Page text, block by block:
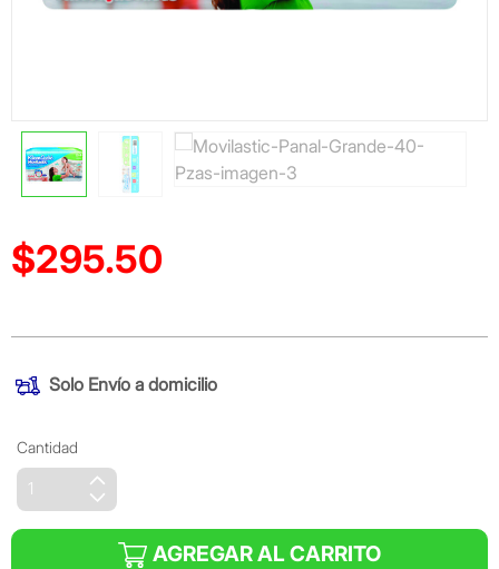
Precio reducido de
$295.50
SoloEnvío a domicilio
Cantidad
AGREGAR AL CARRITO